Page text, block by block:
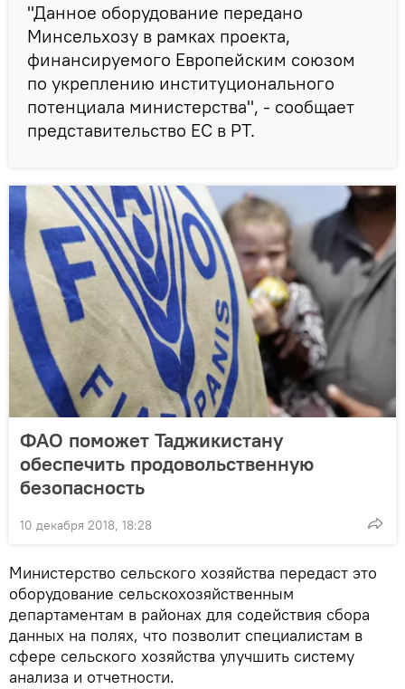
"Данное оборудование передано
Минсельхозу в рамках проекта,
финансируемого Европейским союзом
по укреплению институционального
потенциала министерства", - сообщает
представительство ЕС в РТ.
ФАО поможет Таджикистану
обеспечить продовольственную
безопасность
10 декабря 2018, 18:28
Министерство сельского хозяйства передаст это
оборудование сельскохозяйственным
департаментам в районах для содействия сбора
данных на полях, что позволит специалистам в
сфере сельского хозяйства улучшить систему
анализа и отчетности.